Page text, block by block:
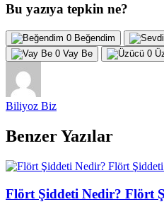
Bu yazıya tepkin ne?
0 Beğendim
0 Vay Be 0
Biliyoz Biz
Benzer Yazılar
Flört Şiddeti Nedir? Flört